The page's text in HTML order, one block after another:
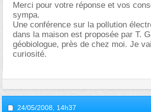
Merci pour votre réponse et vos
sympa.
Une conférence sur la pollution
dans la maison est proposée par T.
géobiologue, près de chez moi. Je
curiosité.
24/05/2008, 14h37